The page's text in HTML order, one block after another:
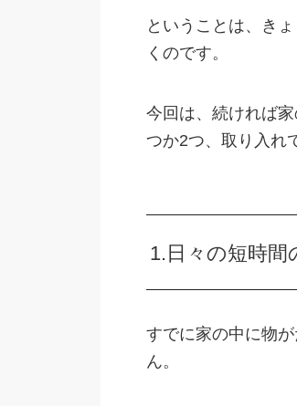
ということは、き
くのです。
今回は、続ければ
つか2つ、取り入れ
1.日々の短時間
すでに家の中に物
ん。